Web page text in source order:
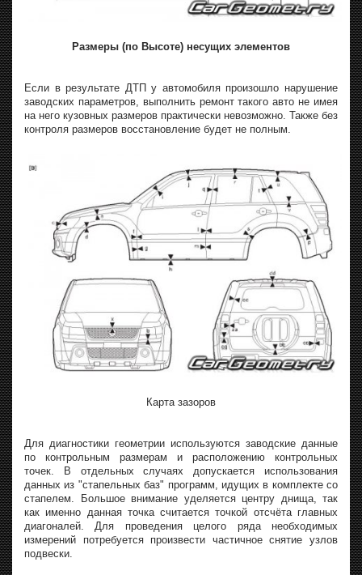
Размеры (по Высоте) несущих элементов
Если в результате ДТП у автомобиля произошло нарушение
заводских параметров, выполнить ремонт такого авто не имея
на него кузовных размеров практически невозможно. Также без
контроля размеров восстановление будет не полным.
Карта зазоров
Для диагностики геометрии используются заводские данные
по контрольным размерам и расположению контрольных
точек. В отдельных случаях допускается использования
данных из "стапельных баз" программ, идущих в комплекте со
стапелем. Большое внимание уделяется центру днища, так
как именно данная точка считается точкой отсчёта главных
диагоналей. Для проведения целого ряда необходимых
измерений потребуется произвести частичное снятие узлов
подвески.